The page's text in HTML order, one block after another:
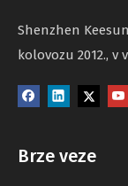
Shenzhen
kolovozu 2012.,
Brze veze